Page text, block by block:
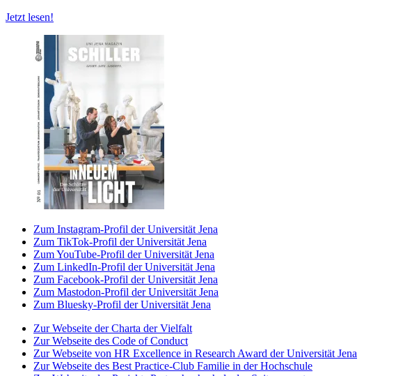
Jetzt lesen!
Zum Instagram-Profil der Universität Jena
Zum TikTok-Profil der Universität Jena
Zum YouTube-Profil der Universität Jena
Zum LinkedIn-Profil der Universität Jena
Zum Facebook-Profil der Universität Jena
Zum Mastodon-Profil der Universität Jena
Zum Bluesky-Profil der Universität Jena
Zur Webseite der Charta der Vielfalt
Zur Webseite des Code of Conduct
Zur Webseite von HR Excellence in Research Award der Universität Jena
Zur Webseite des Best Practice-Club Familie in der Hochschule